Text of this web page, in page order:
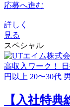
応募へ進む
詳しく
見る
スペシャル
【入社特